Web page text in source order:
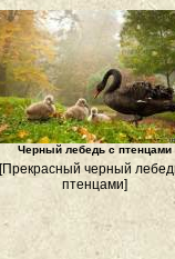
Черный лебедь с птенцами
[Прекрасный черный
птенцами]